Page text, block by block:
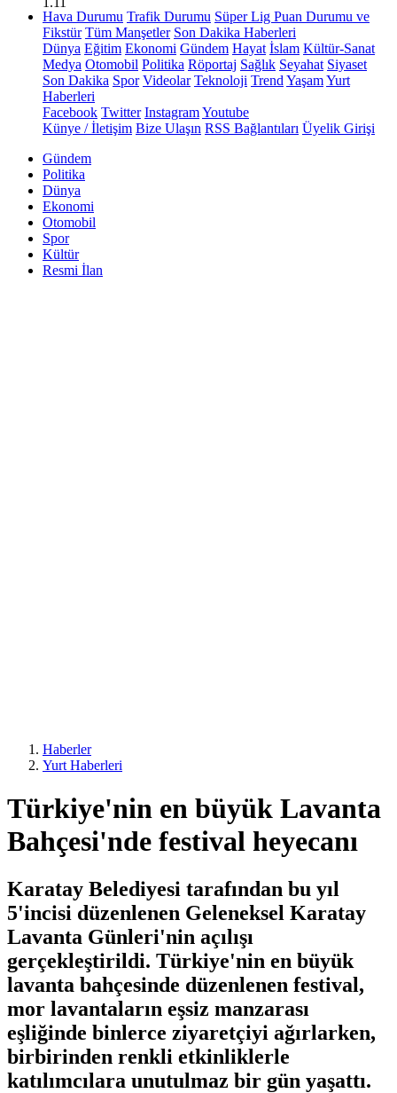
Hava Durumu Trafik Durumu Süper Lig Puan Durumu ve
Fikstür Tüm Manşetler Son Dakika Haberleri
Dünya Eğitim Ekonomi Gündem Hayat İslam Kültür-Sanat
Medya Otomobil Politika Röportaj Sağlık Seyahat Siyaset
Son Dakika Spor Videolar Teknoloji Trend YaşamYurt
Haberleri
Facebook Twitter InstagramYoutube
Künye / İletişim Bize Ulaşın RSS Bağlantıları Üyelik Girişi
Gündem
Politika
Dünya
Ekonomi
Otomobil
Spor
Kültür
Resmi İlan
Haberler
Yurt Haberleri
Türkiye'nin en büyük Lavanta
Bahçesi'nde festival heyecanı
Karatay Belediyesi tarafından bu yıl
5'incisi düzenlenen Geleneksel Karatay
Lavanta Günleri'nin açılışı
gerçekleştirildi. Türkiye'nin en büyük
lavanta bahçesinde düzenlenen festival,
mor lavantaların eşsiz manzarası
eşliğinde binlerce ziyaretçiyi ağırlarken,
birbirinden renkli etkinliklerle
katılımcılara unutulmaz bir gün yaşattı.